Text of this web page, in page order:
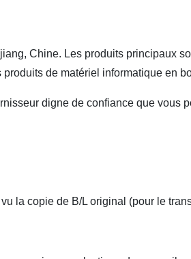
Chine. Les produits principaux
de matériel informatique en
digne de confiance que
la copie de B/L original (pour le